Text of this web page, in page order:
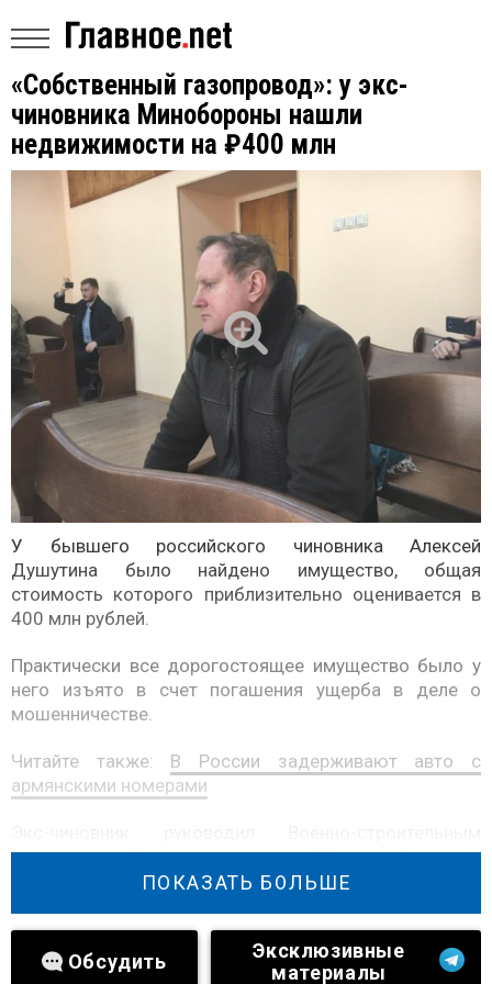
«Собственный газопровод»: у экс-
чиновника Минобороны нашли
недвижимости на ₽400 млн
У бывшего российского чиновника Алексей
Душутина было найдено имущество, общая
стоимость которого приблизительно оценивается в
400 млн рублей.
Практически все дорогостоящее имущество было у
него изъято в счет погашения ущерба в деле о
мошенничестве.
Читайте также: В России задерживают авто с
армянскими номерами
управлением Москвы в период с 2006 по 2011 года.
Обязанностью организации было строительство
в столице РФ и Московской области.
Душутина заподозрила в мошенничестве экс-
ПОКАЗАТЬ БОЛЬШЕ
Обсудить
Эксклюзивные
материалы